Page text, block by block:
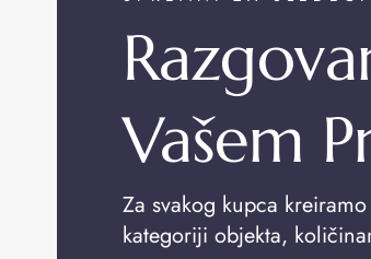
Vašem
Za svakog kupca
kategoriji objekta,